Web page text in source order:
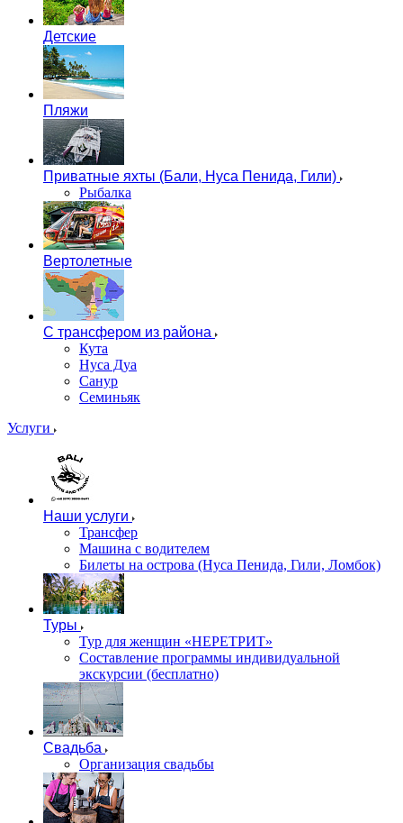
Детские
Пляжи
Приватные яхты (Бали, Нуса Пенида, Гили)
Рыбалка
Вертолетные
С трансфером из района
Кута
Нуса Дуа
Санур
Семиньяк
Услуги
Наши услуги
Трансфер
Машина с водителем
Билеты на острова (Нуса Пенида, Гили, Ломбок)
Туры
Тур для женщин «НЕРЕТРИТ»
Составление программы индивидуальной
экскурсии (бесплатно)
Свадьба
Организация свадьбы